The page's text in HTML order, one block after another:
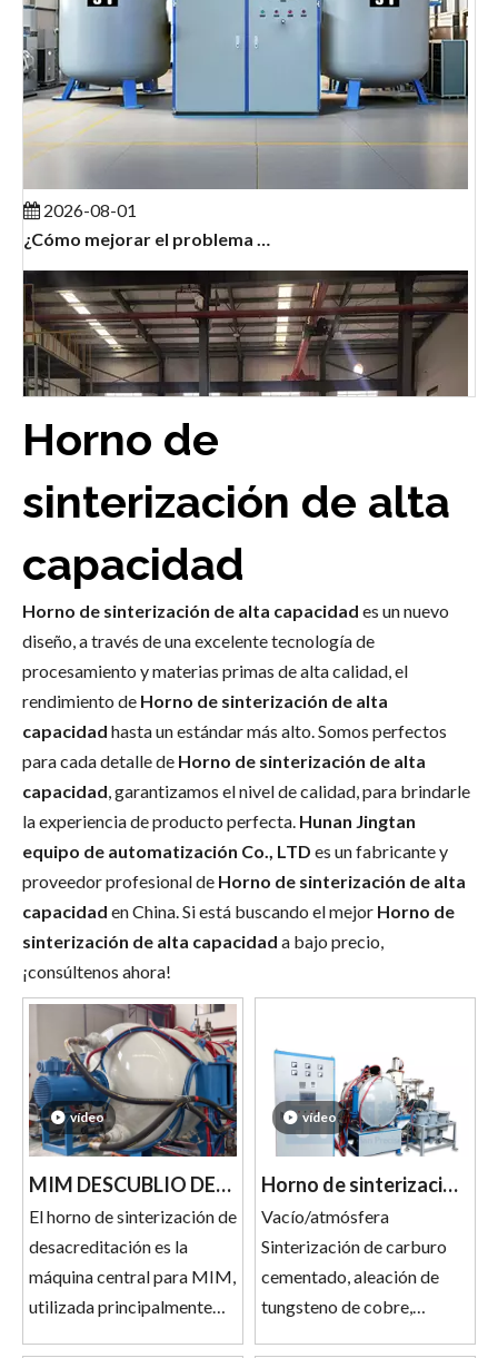
2026-08-01
2026-08-01
¿Cómo resolver los problemas de 'bajo grado de grafitización y grandes fluctuaciones de lotes' de los materiales de ánodo de batería de litio?
2026-06-13
Horno de deposición de vapor atmosférico y al vacío para ingeniería de superficies funcionales
Horno de
sinterización de alta
capacidad
Horno de sinterización de alta capacidad es un nuevo
diseño, a través de una excelente tecnología de
procesamiento y materias primas de alta calidad, el
rendimiento de Horno de sinterización de alta
capacidad hasta un estándar más alto. Somos perfectos
para cada detalle de Horno de sinterización de alta
capacidad , garantizamos el nivel de calidad, para brindarle
la experiencia de producto perfecta. Hunan Jingtan
equipo de automatización Co., LTD es un fabricante y
proveedor profesional de Horno de sinterización de alta
capacidad en China. Si está buscando el mejor Horno de
sinterización de alta capacidad a bajo precio,
¡consúltenos ahora!
vídeo
MIM DESCUBLIO DEL
HUNTA DE SINTERING
El horno de sinterización de
desacreditación es la
máquina central para MIM,
utilizada principalmente
vídeo
Horno de sinterización
de vacío
Vacío/atmósfera
Sinterización de carburo
cementado, aleación de
tungsteno de cobre,